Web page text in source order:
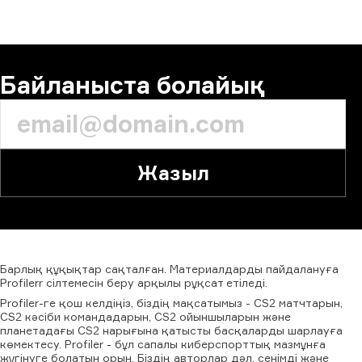
Байланыста болайық
Жазыл
Барлық құқықтар сақталған. Материалдарды пайдалануға
Profilerr сілтемесін беру арқылы рұқсат етіледі.
Profiler-ге қош келдіңіз, біздің мақсатымыз - CS2 матчтарын,
CS2 кәсіби командадарын, CS2 ойыншыларын және
планетадағы CS2 нарығына қатысты басқаларды шарлауға
көмектесу. Profiler - бұл сапалы киберспорттық мазмұнға
жүгінуге болатын орын. Біздің авторлар дәл, сенімді және